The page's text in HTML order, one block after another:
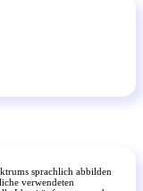
sprachlich abbilden
verwendeten